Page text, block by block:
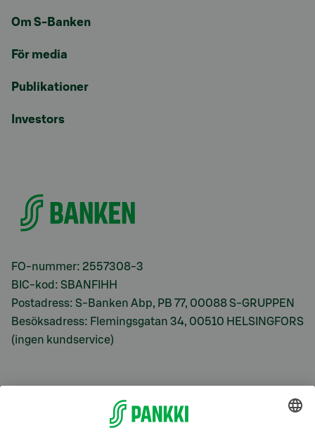
Om S-Banken
För media
Publikationer
Investors
FO-nummer: 2557308-3
BIC-kod: SBANFIHH
Postadress: S-Banken Abp, PB 77, 00088 S-GRUPPEN
Besöksadress: Flemingsgatan 34, 00510 HELSINGFORS
(ingen kundservice)
S-Prime